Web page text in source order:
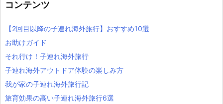
コンテンツ
【2回目以降の子連れ海外旅行】おすすめ10選
お助けガイド
それ行け！子連れ海外旅行
子連れ海外アウトドア体験の楽しみ方
我が家の子連れ海外旅行記
旅育効果の高い子連れ海外旅行6選